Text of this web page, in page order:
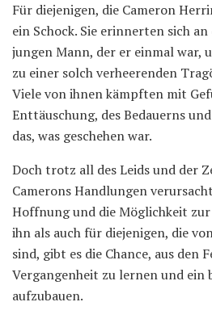
Für diejenigen, die Cameron
ein Schock. Sie erinnerten sich
jungen Mann, der er einmal war,
zu einer solch verheerenden
Viele von ihnen kämpften mit
Enttäuschung, des Bedauerns
das, was geschehen war.
Doch trotz all des Leids und der
Camerons Handlungen
Hoffnung und die Möglichkeit
ihn als auch für diejenigen, die
sind, gibt es die Chance, aus den
Vergangenheit zu lernen und ein
aufzubauen.